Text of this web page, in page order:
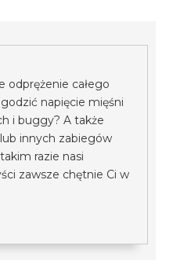
odprężenie całego
napięcie mięśni
i buggy? A także
innych zabiegów
razie nasi
zawsze chętnie Ci w